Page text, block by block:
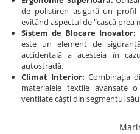
Copii
Casti copii
Incaltaminte
Ochelari
Protecții
Echipamente barbati
de polistiren asigură un profil
evitând aspectul de "cască prea
Sistem de Blocare Inovator:
este un element de
accidentală a acesteia în
autostradă.
Climat Interior: Combinația
materialele textile avansate
ventilate căști din segmentul